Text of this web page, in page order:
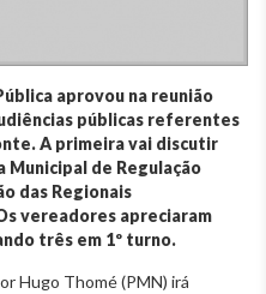
aprovou na reunião
públicas referentes
A primeira vai discutir
de Regulação
das Regionais
vereadores apreciaram
três em 1º turno.
Hugo Thomé (PMN) irá